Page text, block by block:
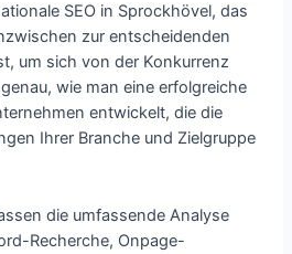
SEO in Sprockhövel, das
zur entscheidenden
um sich von der Konkurrenz
wie man eine erfolgreiche
entwickelt, die die
Ihrer Branche und Zielgruppe
die umfassende Analyse
Recherche, Onpage-